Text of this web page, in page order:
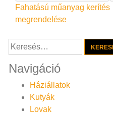
Bejegyzés
navigáció
Fahatású műanyag kerítés
megrendelése
Keresés:
Navigáció
Háziállatok
Kutyák
Lovak